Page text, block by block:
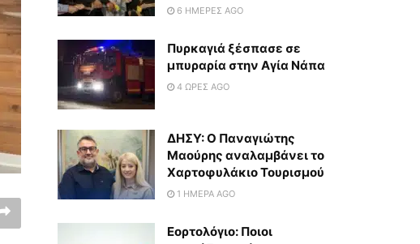
6 ΗΜΈΡΕΣ AGO
Πυρκαγιά ξέσπασε σε
μπυραρία στην Αγία Νάπα
4 ΏΡΕΣ AGO
ΔΗΣΥ: Ο Παναγιώτης
Μαούρης αναλαμβάνει το
Χαρτοφυλάκιο Τουρισμού
1 ΗΜΈΡΑ AGO
Εορτολόγιο: Ποιοι